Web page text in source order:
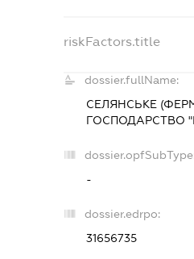
riskFactors.title
dossier.fullName:
СЕЛЯНСЬКЕ
ГОСПОДАРСТВО
-
dossier.edrpo:
31656735